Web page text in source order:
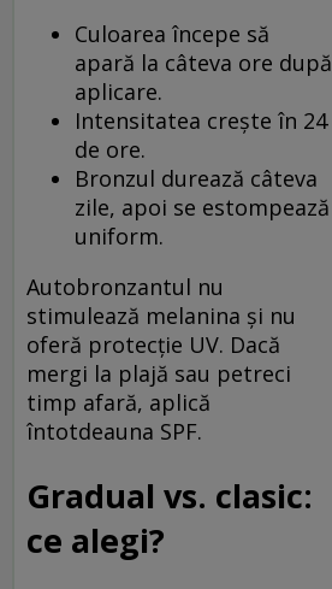
Culoarea începe să
apară la câteva ore după
aplicare.
Intensitatea crește în 24
de ore.
Bronzul durează câteva
zile, apoi se estompează
uniform.
Autobronzantul nu
stimulează melanina și nu
oferă protecție UV. Dacă
mergi la plajă sau petreci
timp afară, aplică
întotdeauna SPF.
Gradual vs. clasic:
ce alegi?